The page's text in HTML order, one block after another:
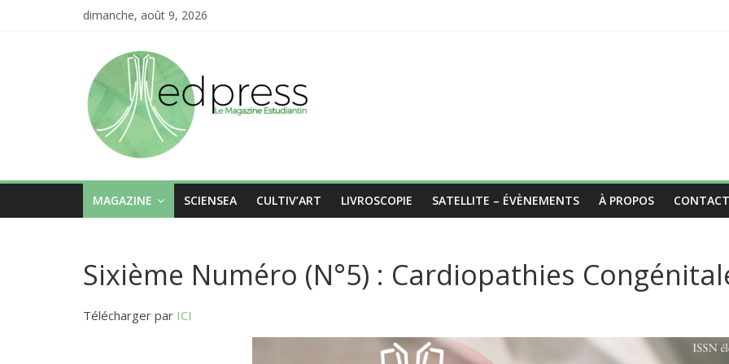
dimanche, août 9, 2026
MAGAZINE SCIENSEA CULTIV’ART LIVROSCOPIE SATELLITE – ÉVÈNEMENTS À PROPOS CONTACT
Sixième Numéro (N°5) : Cardiopathies
Télécharger par ICI